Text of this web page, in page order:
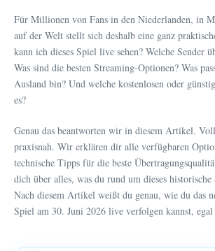
Für Millionen von Fans in den Niederlanden, in
auf der Welt stellt sich deshalb eine ganz
kann ich dieses Spiel live sehen? Welche Sender
Was sind die besten Streaming-Optionen? Was
Ausland bin? Und welche kostenlosen oder
es?
Genau das beantworten wir in diesem Artikel.
praxisnah. Wir erklären dir alle verfügbaren
technische Tipps für die beste
dich über alles, was du rund um dieses historische
Nach diesem Artikel weißt du genau, wie du das
Spiel am 30. Juni 2026 live verfolgen kannst,